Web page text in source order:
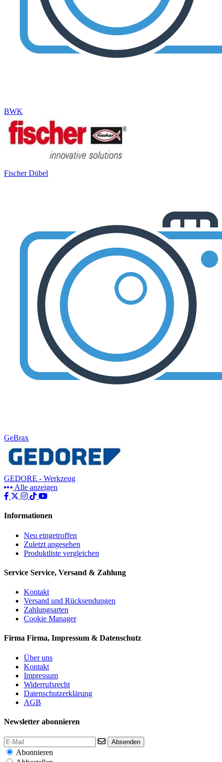
BWK
Fischer Dübel
GeBrax
GEDORE - Werkzeug
Alle anzeigen
Informationen
Neu eingetroffen
Zuletzt angesehen
Produktliste vergleichen
Service Service, Versand & Zahlung
Kontakt
Versand und Rücksendungen
Zahlungsarten
Cookie Manager
Firma Firma, Impressum & Datenschutz
Über uns
Kontakt
Impressum
Widerrufsrecht
Datenschutzerklärung
AGB
Newsletter abonnieren
Absenden
Abonnieren